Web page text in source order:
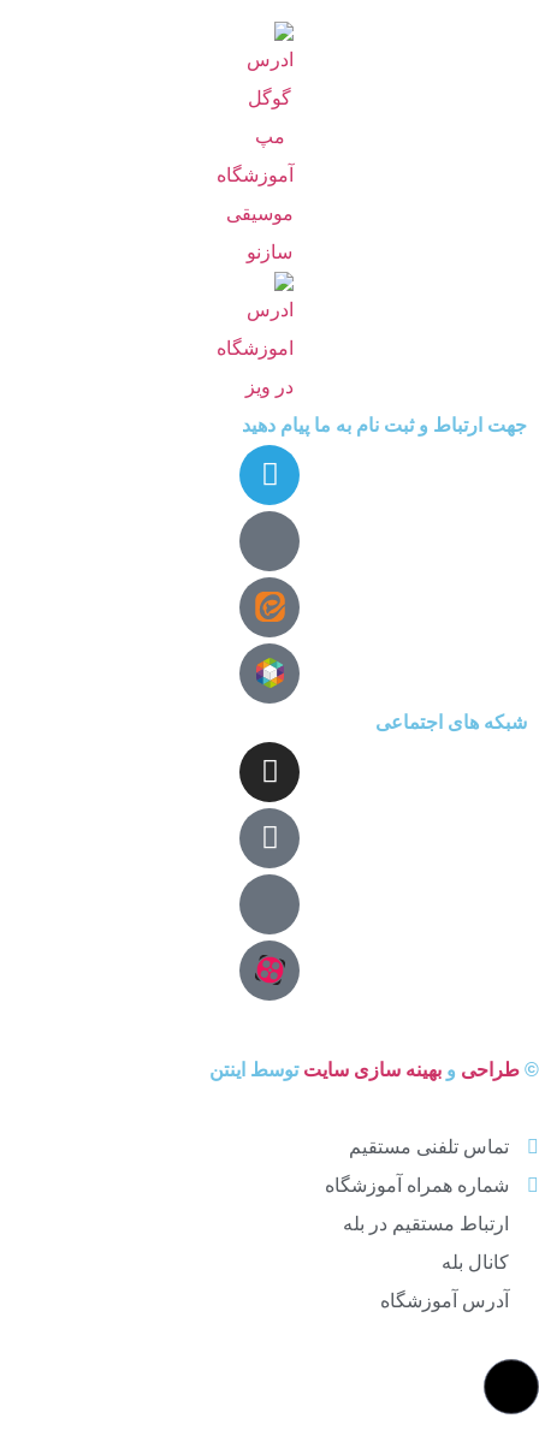
جهت ارتباط و ثبت نام به ما پیام دهید
شبکه های اجتماعی
© طراحی و بهینه سازی سایت توسط اینتن
تماس تلفنی مستقیم
شماره همراه آموزشگاه
ارتباط مستقیم در بله
کانال بله
آدرس آموزشگاه